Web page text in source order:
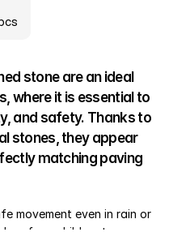
stone are an ideal
where it is essential to
and safety. Thanks to
stones, they appear
matching paving
movement even in rain or